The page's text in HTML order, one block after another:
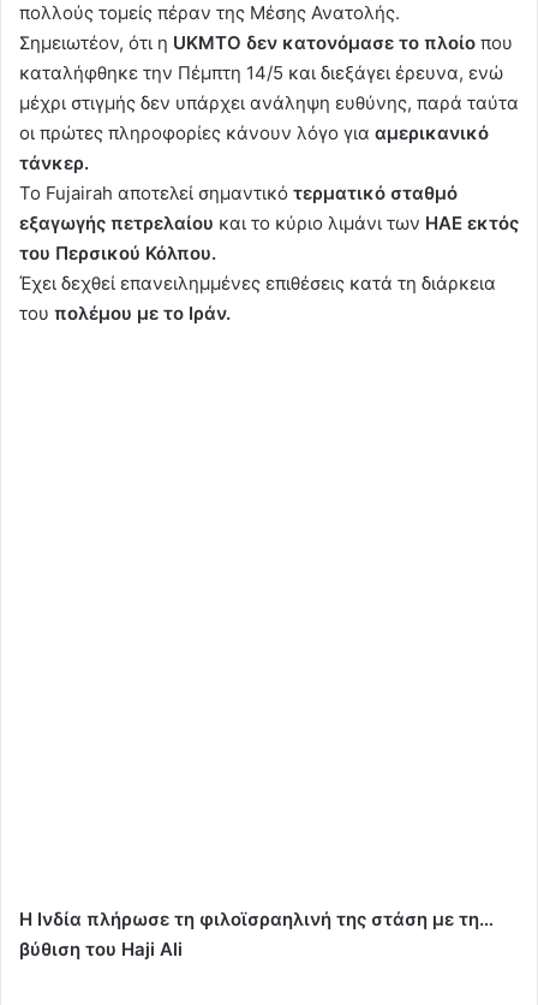
πολλούς τομείς πέραν της Μέσης Ανατολής.
Σημειωτέον, ότι η UKMTO δεν κατονόμασε το πλοίο που
καταλήφθηκε την Πέμπτη 14/5 και διεξάγει έρευνα, ενώ
μέχρι στιγμής δεν υπάρχει ανάληψη ευθύνης, παρά ταύτα
οι πρώτες πληροφορίες κάνουν λόγο για αμερικανικό
τάνκερ.
Το Fujairah αποτελεί σημαντικό τερματικό σταθμό
εξαγωγής πετρελαίου και το κύριο λιμάνι των ΗΑΕ εκτός
του Περσικού Κόλπου.
Έχει δεχθεί επανειλημμένες επιθέσεις κατά τη διάρκεια
του πολέμου με το Ιράν.
Η Ινδία πλήρωσε τη φιλοϊσραηλινή της στάση με τη…
βύθιση του Haji Ali